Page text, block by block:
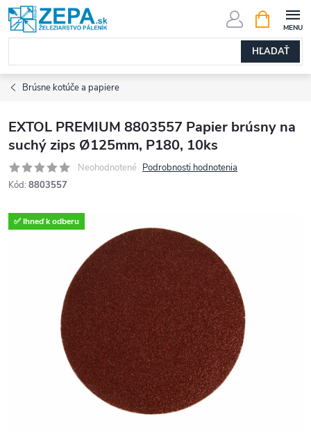
Prejsť
na
obsah
HĽADAŤ
KOŠÍK
Brúsne kotúče a papiere
EXTOL PREMIUM 8803557 Papier brúsny na
suchý zips Ø125mm, P180, 10ks
Neohodnotené Podrobnosti hodnotenia
Kód: 8803557
✅ Ihneď k odberu